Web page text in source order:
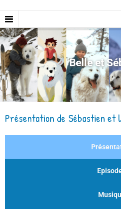
Belle et
Présentation de Sébastien